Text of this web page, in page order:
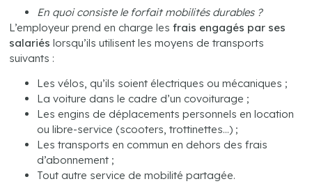
En quoi consiste le forfait mobilités durables ?
L’employeur prend en charge lesfrais engagés par ses
salariés lorsqu’ils utilisent les moyens de transports
suivants :
Les vélos, qu’ils soient électriques ou mécaniques ;
La voiture dans le cadre d’un covoiturage ;
Les engins de déplacements personnels en location
ou libre-service (scooters, trottinettes…) ;
Les transports en commun en dehors des frais
d’abonnement ;
Tout autre service de mobilité partagée.